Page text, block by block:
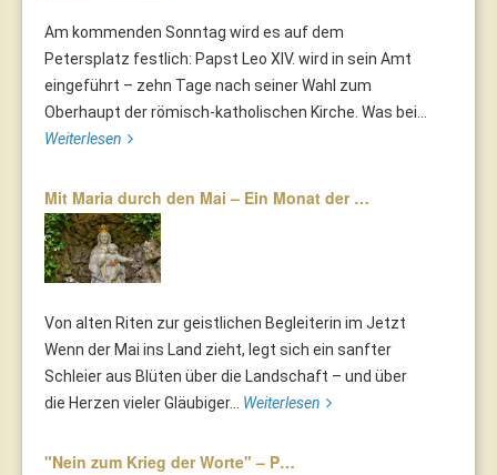
Am kommenden Sonntag wird es auf dem
Petersplatz festlich: Papst Leo XIV. wird in sein Amt
eingeführt – zehn Tage nach seiner Wahl zum
Oberhaupt der römisch-katholischen Kirche. Was bei...
Weiterlesen
Mit Maria durch den Mai – Ein Monat der …
Von alten Riten zur geistlichen Begleiterin im Jetzt
Wenn der Mai ins Land zieht, legt sich ein sanfter
Schleier aus Blüten über die Landschaft – und über
die Herzen vieler Gläubiger... Weiterlesen
"Nein zum Krieg der Worte" – P…